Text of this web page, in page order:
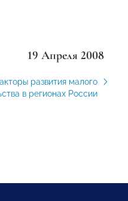
19 Апреля 2008
развития малого
в регионах России